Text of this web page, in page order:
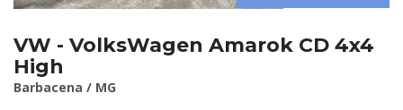
VW - VolksWagen Amarok CD 4x4
High
Barbacena / MG